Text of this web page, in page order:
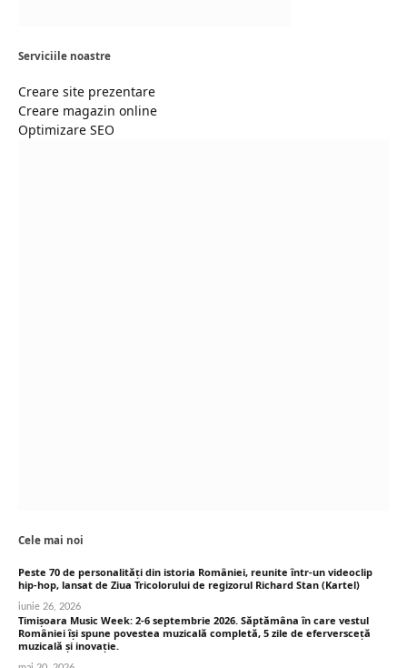
Serviciile noastre
Creare site prezentare
Creare magazin online
Optimizare SEO
Cele mai noi
Peste 70 de personalități din istoria României, reunite într-un videoclip
hip-hop, lansat de Ziua Tricolorului de regizorul Richard Stan (Kartel)
iunie 26, 2026
Timișoara Music Week: 2-6 septembrie 2026. Săptămâna în care vestul
României își spune povestea muzicală completă, 5 zile de eferversceță
muzicală și inovație.